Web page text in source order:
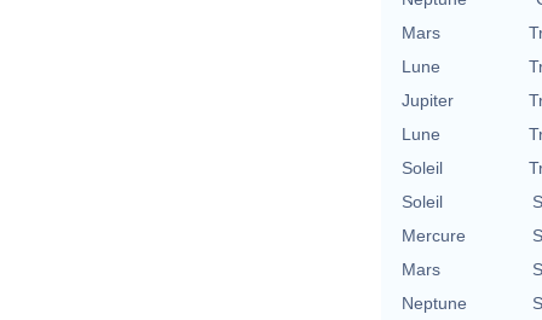
Mars
Lune
Jupiter
Lune
Soleil
Soleil
Mercure
Mars
Neptune